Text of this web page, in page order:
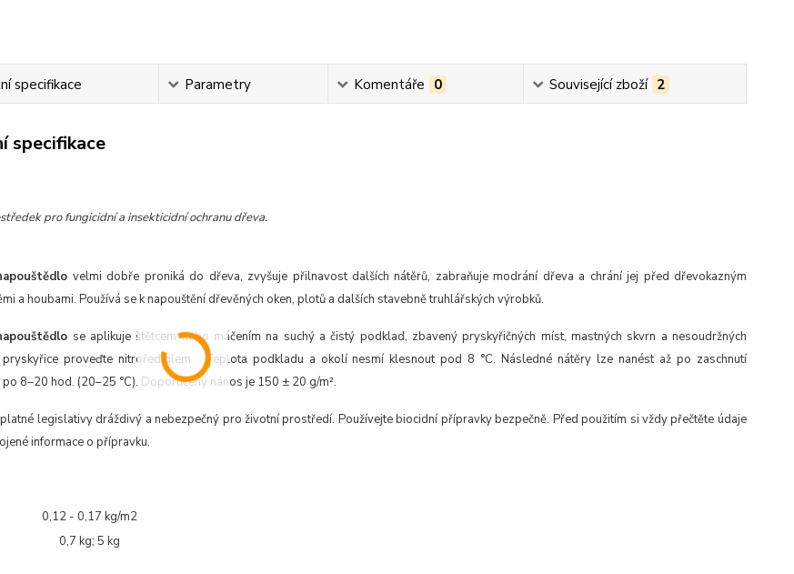
specifikace Parametry Komentáře 0 Související zboží 2
specifikace
pro fungicidní a insekticidní ochranu dřeva.
velmi dobře proniká do dřeva, zvyšuje přilnavost dalších nátěrů, zabraňuje modrání dřeva a chrání jej před dřevokazným
a houbami. Používá se k napouštění dřevěných oken, plotů a dalších stavebně truhlářských výrobků.
se aplikuje štětcem nebo máčením na suchý a čistý podklad, zbavený pryskyřičných míst, mastných skvrn a nesoudržných
proveďte nitroředidlem. Teplota podkladu a okolí nesmí klesnout pod 8 °C. Následné nátěry lze nanést až po zaschnutí
8–20 hod. (20–25 °C). Doporučený nános je 150 ± 20 g/m².
legislativy dráždivý a nebezpečný pro životní prostředí. Používejte biocidní přípravky bezpečně. Před použitím si vždy přečtěte údaje
informace o přípravku.
0,12 - 0,17 kg/m2
0,7 kg; 5 kg